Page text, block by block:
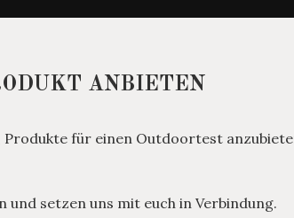
ANBIETEN
für einen Outdoortest
setzen uns mit euch in Verbindung.